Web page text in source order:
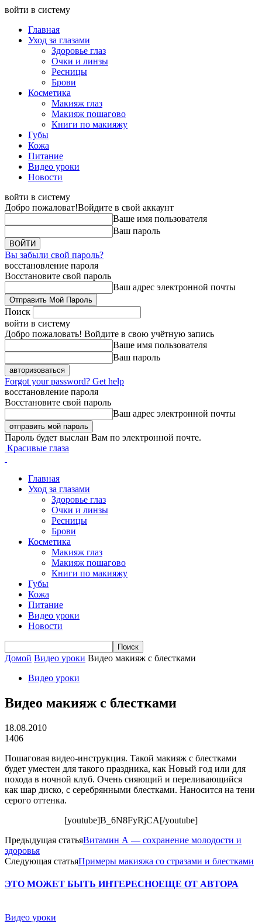
войти в систему
Главная
Уход за глазами
Здоровье глаз
Очки и линзы
Ресницы
Брови
Косметика
Макияж глаз
Макияж пошагово
Книги по макияжу
Губы
Кожа
Питание
Видео уроки
Новости
войти в систему
Добро пожаловат!Войдите в свой аккаунт
Ваше имя пользователя
Ваш пароль
Вы забыли свой пароль?
восстановление пароля
Восстановите свой пароль
Ваш адрес электронной почты
Поиск
войти в систему
Добро пожаловать! Войдите в свою учётную запись
Ваше имя пользователя
Ваш пароль
Forgot your password? Get help
восстановление пароля
Восстановите свой пароль
Ваш адрес электронной почты
Пароль будет выслан Вам по электронной почте.
Красивые глаза
Главная
Уход за глазами
Здоровье глаз
Очки и линзы
Ресницы
Брови
Косметика
Макияж глаз
Макияж пошагово
Книги по макияжу
Губы
Кожа
Питание
Видео уроки
Новости
Домой Видео уроки Видео макияж с блестками
Видео уроки
Видео макияж с блестками
18.08.2010
1406
Пошаговая видео-инструкция. Такой макияж с блестками
будет уместен для такого праздника, как Новый год или для
похода в ночной клуб. Очень сияющий и переливающийся
как шар диско, с серебрянными блестками. Наносится на тени
серого оттенка.
[youtube]B_6N8FyRjCA[/youtube]
Предыдущая статьяВитамин А — сохранение молодости и
здоровья
Следующая статьяПримеры макияжа со стразами и блестками
ЭТО МОЖЕТ БЫТЬ ИНТЕРЕСНОЕЩЕ ОТ АВТОРА
Видео уроки